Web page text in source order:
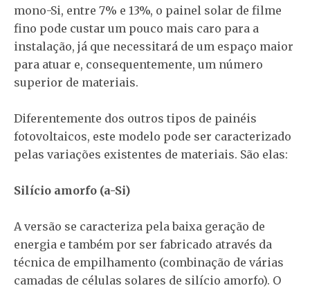
mono-Si, entre 7% e 13%, o painel solar de filme
fino pode custar um pouco mais caro para a
instalação, já que necessitará de um espaço maior
para atuar e, consequentemente, um número
superior de materiais.
Diferentemente dos outros tipos de painéis
fotovoltaicos, este modelo pode ser caracterizado
pelas variações existentes de materiais. São elas:
Silício amorfo (a-Si)
A versão se caracteriza pela baixa geração de
energia e também por ser fabricado através da
técnica de empilhamento (combinação de várias
camadas de células solares de silício amorfo). O